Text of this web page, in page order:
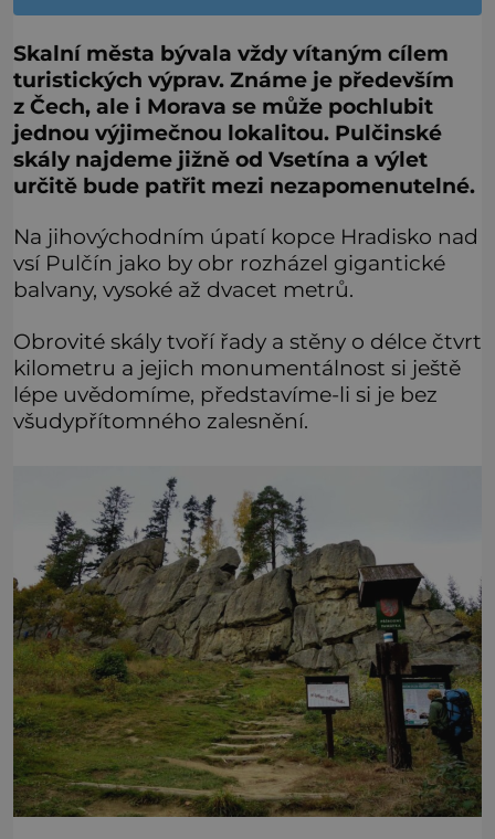
Skalní města bývala vždy vítaným cílem
turistických výprav. Známe je především
z Čech, ale i Morava se může pochlubit
jednou výjimečnou lokalitou. Pulčinské
skály najdeme jižně od Vsetína a výlet
určitě bude patřit mezi nezapomenutelné.
Na jihovýchodním úpatí kopce Hradisko nad
vsí Pulčín jako by obr rozházel gigantické
balvany, vysoké až dvacet metrů.
Obrovité skály tvoří řady a stěny o délce čtvrt
kilometru a jejich monumentálnost si ještě
lépe uvědomíme, představíme-li si je bez
všudypřítomného zalesnění.